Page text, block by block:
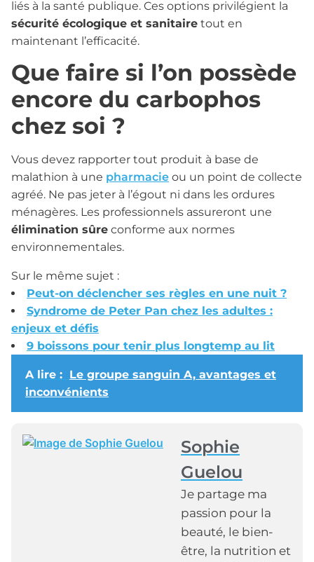
liés à la santé publique. Ces options privilégient la
sécurité écologique et sanitaire tout en
maintenant l’efficacité.
Que faire si l’on possède
encore du carbophos
chez soi ?
Vous devez rapporter tout produit à base de
malathion à une pharmacie ou un point de collecte
agréé. Ne pas jeter à l’égout ni dans les ordures
ménagères. Les professionnels assureront une
élimination sûre conforme aux normes
environnementales.
Sur le même sujet :
Peut-on déclencher ses règles en une nuit ?
Syndrome de Peter Pan chez les adultes :
enjeux et défis
9 boissons pour tenir plus longtemp au lit
A lire : Le groupe sanguin A, avantages et
inconvénients
Sophie
Guelou
Je partage ma
passion pour la
beauté, le bien-
être, la nutrition et